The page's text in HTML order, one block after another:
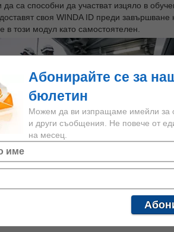
са способни да участват изцяло в
своя WINDA ID преди завършване
този модул като самостоятелен.
Global Wind Organisation (GWO).
Абонирайте се за
бюлетин
Можем да ви изпращаме имейли за
и други съобщения. Не повече от
на месец.